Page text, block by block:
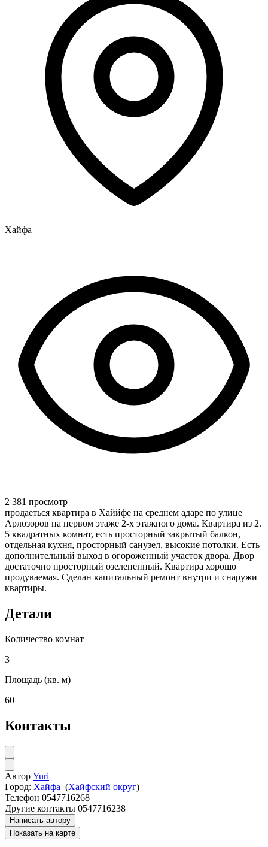
Хайфа
2 381 просмотр
продаеться квартира в Хаййфе на среднем адаре по улице
Арлозоров на первом этаже 2-х этажного дома. Квартира из 2.
5 квадратных комнат, есть просторный закрытый балкон,
отдельная кухня, просторный санузел, высокие потолки. Есть
дополнительный выход в огороженный участок двора. Двор
достаточно просторный озелененный. Квартира хорошо
продуваемая. Сделан капитальный ремонт внутри и снаружи
квартиры.
Детали
Количество комнат
3
Площадь (кв. м)
60
Контакты
Автор Yuri
Город: Хайфа (Хайфский округ)
Телефон 0547716268
Другие контакты 0547716238
Написать автору
Показать на карте